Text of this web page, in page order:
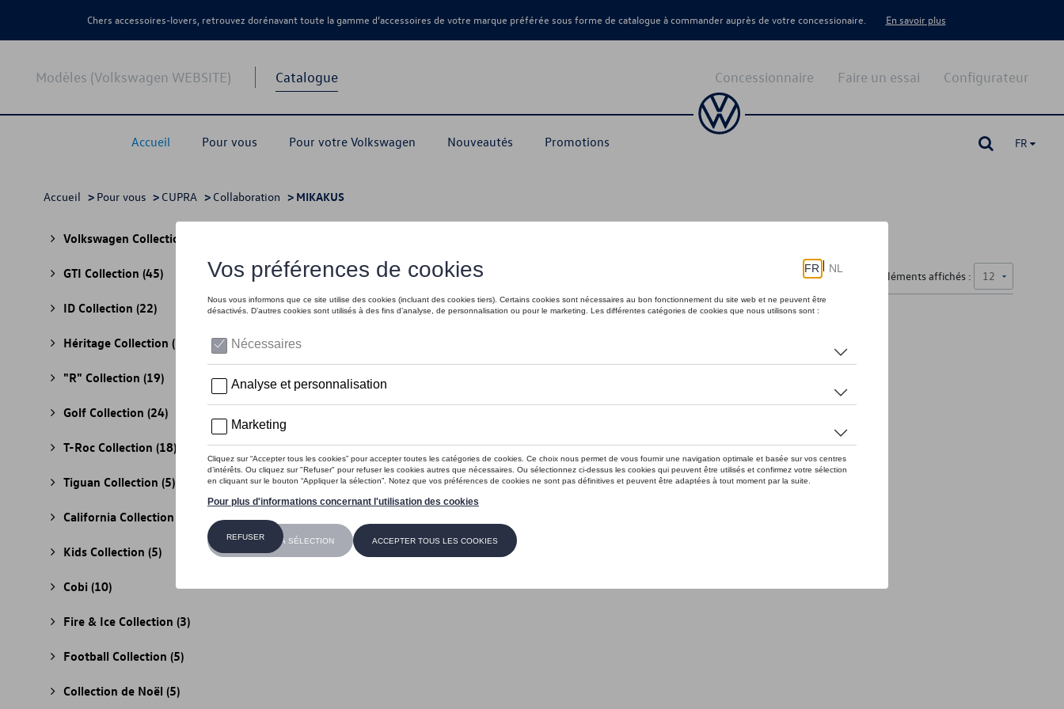
Chers accessoires-lovers, retrouvez dorénavant toute la gamme d’accessoires de votre marque préférée sous forme de catalogue à commander auprès de votre concessionaire. En savoir plus
Modèles (Volkswagen WEBSITE) Catalogue
Accueil Pour vous Pour votre Volkswagen Nouveautés Promotions
Configurateur
Faire un essai
Concessionnaire
FR
Accueil > Pour vous > CUPRA > Collaboration > MIKAKUS
Volkswagen Collection
GTI Collection (45)
ID Collection (22)
Héritage Collection (13)
"R" Collection (19)
Golf Collection (24)
T-Roc Collection (18)
Tiguan Collection (5)
California Collection
Kids Collection (5)
Cobi (10)
Fire & Ice Collection (3)
Football Collection (5)
Collection de Noël (5)
Nombre d'éléments affichés :